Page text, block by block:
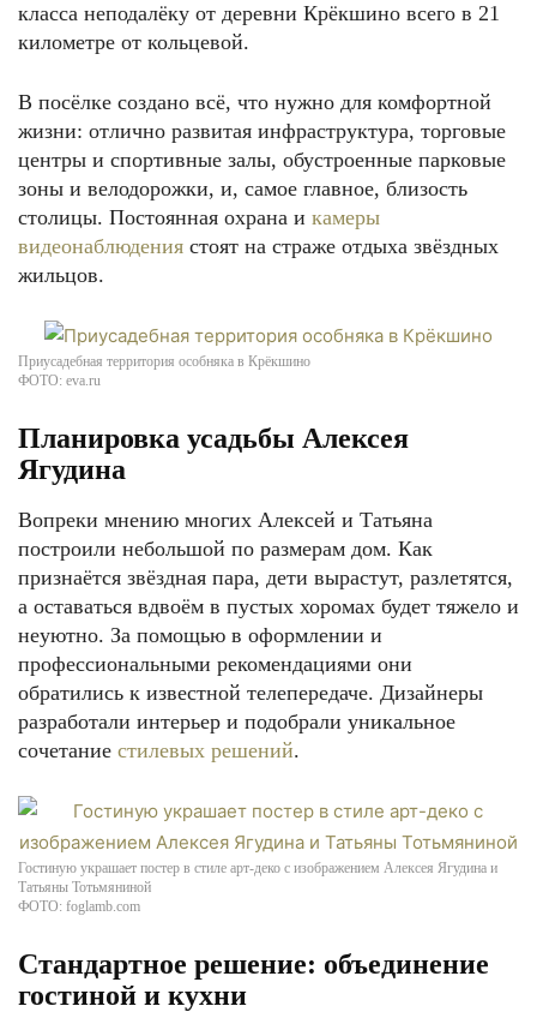
класса неподалёку от деревни Крёкшино всего в 21
километре от кольцевой.
В посёлке создано всё, что нужно для комфортной
жизни: отлично развитая инфраструктура, торговые
центры и спортивные залы, обустроенные парковые
зоны и велодорожки, и, самое главное, близость
столицы. Постоянная охрана и камеры
видеонаблюдения стоят на страже отдыха звёздных
жильцов.
Приусадебная территория особняка в Крёкшино
ФОТО: eva.ru
Планировка усадьбы Алексея
Ягудина
Вопреки мнению многих Алексей и Татьяна
построили небольшой по размерам дом. Как
признаётся звёздная пара, дети вырастут, разлетятся,
а оставаться вдвоём в пустых хоромах будет тяжело и
неуютно. За помощью в оформлении и
профессиональными рекомендациями они
обратились к известной телепередаче. Дизайнеры
разработали интерьер и подобрали уникальное
сочетание стилевых решений.
Гостиную украшает постер в стиле арт-деко с изображением Алексея Ягудина и
Татьяны Тотьмяниной
ФОТО: foglamb.com
Стандартное решение: объединение
гостиной и кухни